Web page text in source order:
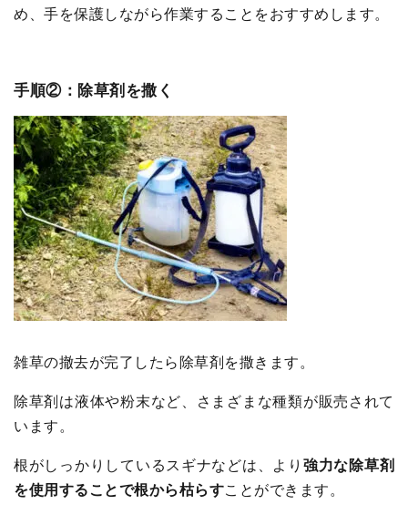
め、手を保護しながら作業することをおすすめします。
手順②：除草剤を撒く
雑草の撤去が完了したら除草剤を撒きます。
除草剤は液体や粉末など、さまざまな種類が販売されて
います。
根がしっかりしているスギナなどは、より 強力な除草剤
を使用することで根から枯らすことができます。